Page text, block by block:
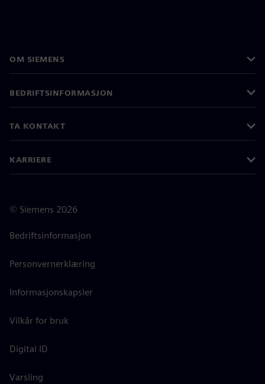
OM SIEMENS
BEDRIFTSINFORMASJON
TA KONTAKT
KARRIERE
© Siemens 2026
Bedriftsinformasjon
Personvernerklæring
Informasjonskapsler
Vilkår for bruk
Digital ID
Varsling